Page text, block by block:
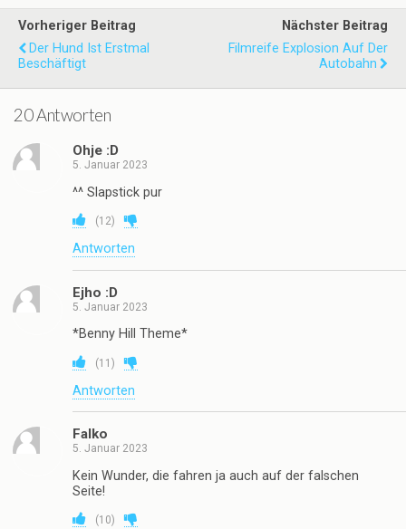
Vorheriger Beitrag
Der Hund Ist Erstmal
Beschäftigt
Nächster Beitrag
Filmreife Explosion Auf Der
Autobahn
20 Antworten
Ohje :D
5. Januar 2023
^^ Slapstick pur
(12)
Antworten
Ejho :D
5. Januar 2023
*Benny Hill Theme*
(11 )
Antworten
Falko
5. Januar 2023
Kein Wunder, die fahren ja auch auf der falschen
Seite!
(10)